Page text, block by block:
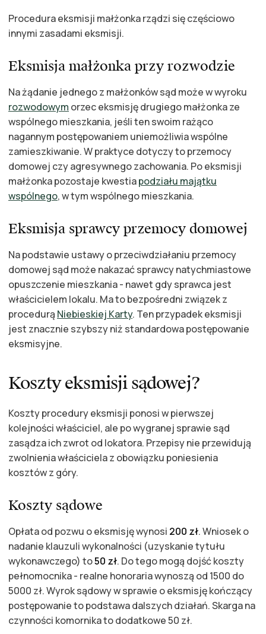
Procedura eksmisji małżonka rządzi się częściowo
innymi zasadami eksmisji.
Eksmisja małżonka przy rozwodzie
Na żądanie jednego z małżonków sąd może w wyroku
rozwodowym orzec eksmisję drugiego małżonka ze
wspólnego mieszkania, jeśli ten swoim rażąco
nagannym postępowaniem uniemożliwia wspólne
zamieszkiwanie. W praktyce dotyczy to przemocy
domowej czy agresywnego zachowania. Po eksmisji
małżonka pozostaje kwestiapodziału majątku
wspólnego, w tym wspólnego mieszkania.
Eksmisja sprawcy przemocy domowej
Na podstawie ustawy o przeciwdziałaniu przemocy
domowej sąd może nakazać sprawcy natychmiastowe
opuszczenie mieszkania - nawet gdy sprawca jest
właścicielem lokalu. Ma to bezpośredni związek z
procedurą Niebieskiej Karty. Ten przypadek eksmisji
jest znacznie szybszy niż standardowa postępowanie
eksmisyjne.
Koszty eksmisji sądowej?
Koszty procedury eksmisji ponosi w pierwszej
kolejności właściciel, ale po wygranej sprawie sąd
zasądza ich zwrot od lokatora. Przepisy nie przewidują
zwolnienia właściciela z obowiązku poniesienia
kosztów z góry.
Koszty sądowe
Opłata od pozwu o eksmisję wynosi 200 zł. Wniosek o
nadanie klauzuli wykonalności (uzyskanie tytułu
wykonawczego) to50 zł. Do tego mogą dojść koszty
pełnomocnika - realne honoraria wynoszą od 1500 do
5000 zł. Wyrok sądowy w sprawie o eksmisję kończący
postępowanie to podstawa dalszych działań. Skarga na
czynności komornika to dodatkowe 50 zł.